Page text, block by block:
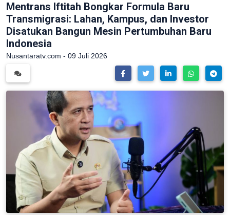
Mentrans Iftitah Bongkar Formula Baru
Transmigrasi: Lahan, Kampus, dan Investor
Disatukan Bangun Mesin Pertumbuhan Baru
Indonesia
Nusantaratv.com - 09 Juli 2026